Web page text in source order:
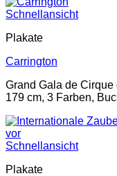
Schnellansicht
Plakate
Carrington
Grand Gala de
179 cm, 3 Farben,
Schnellansicht
Plakate